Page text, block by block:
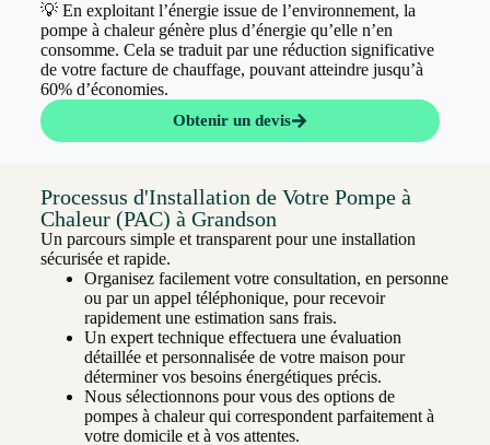
💡 En exploitant l’énergie issue de l’environnement, la
pompe à chaleur génère plus d’énergie qu’elle n’en
consomme. Cela se traduit par une réduction significative
de votre facture de chauffage, pouvant atteindre jusqu’à
60% d’économies.
Obtenir un devis
Processus d'Installation de Votre Pompe à
Chaleur (PAC) à Grandson
Un parcours simple et transparent pour une installation
sécurisée et rapide.
Organisez facilement votre consultation, en personne
ou par un appel téléphonique, pour recevoir
rapidement une estimation sans frais.
Un expert technique effectuera une évaluation
détaillée et personnalisée de votre maison pour
déterminer vos besoins énergétiques précis.
Nous sélectionnons pour vous des options de
pompes à chaleur qui correspondent parfaitement à
votre domicile et à vos attentes.